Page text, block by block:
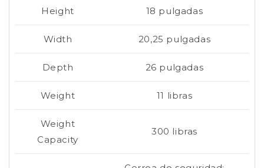
Height 18 pulgadas
Width 20,25 pulgadas
Depth 26 pulgadas
Weight 11 libras
Weight
Capacity
300 libras